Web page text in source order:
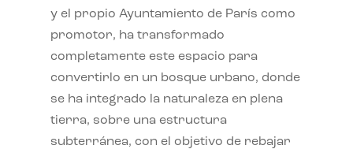
y el propio Ayuntamiento de París como
promotor, ha transformado
completamente este espacio para
convertirlo en un bosque urbano, donde
se ha integrado la naturaleza en plena
tierra, sobre una estructura
subterránea, con el objetivo de rebajar